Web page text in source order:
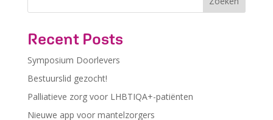
k
n
Recent Posts
Symposium Doorlevers
Bestuurslid gezocht!
Palliatieve zorg voor LHBTIQA+-patiënten
Nieuwe app voor mantelzorgers